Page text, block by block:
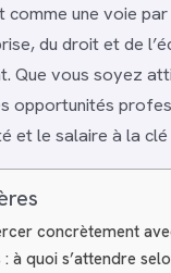
une voie
du droit et de
Que vous soyez
opportunités
et le salaire à la
concrètement
à quoi s’attendre